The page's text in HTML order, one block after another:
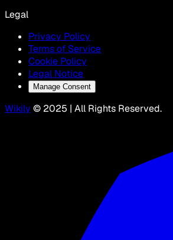
Legal
Privacy Policy
Terms of Service
Cookie Policy
Legal Notice
Manage Consent
Wikily © 2025 | All Rights Reserved.